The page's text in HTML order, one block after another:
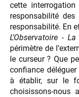
cette
responsabilité
responsabilité. En
L’Observatoire -
périmètre de
le curseur ? Que
confiance
à établir, sur le
choisissons-nous